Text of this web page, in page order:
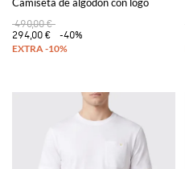
490,00 €
294,00 €
-40%